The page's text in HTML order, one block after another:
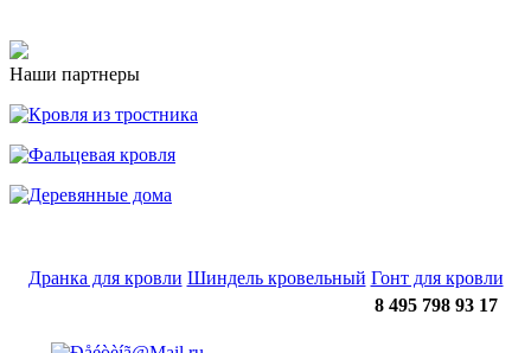
Наши партнеры
Дранка для кровли Шиндель кровельный Гонт для кровли
8 495 798 93 17